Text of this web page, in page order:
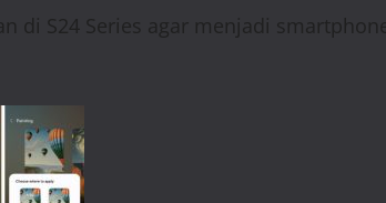
di S24 Series agar menjadi